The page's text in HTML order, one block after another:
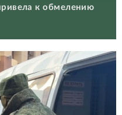
к обмелению